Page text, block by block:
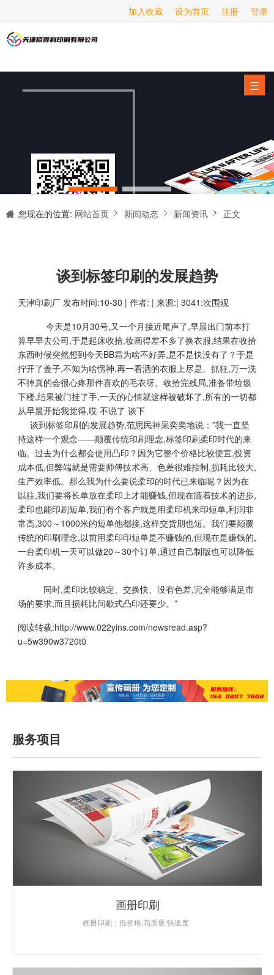
登录
注册
设为首页
加入收藏
☰
海报印刷
服务项目
新闻动态
关于我们
联系我们
您现在的位置: 网站首页 新闻动态 新闻资讯 正文
谈到标签印刷的发展趋势
天津印刷厂 发布时间:10-30 | 作者: | 来源:| 3041:次围观
今天是10月30号,又一个月接近尾声了,早晨出门前本打
算早早去公司,于是起床收拾,妆画得差不多了换衣服,结果在收拾
东西时候突然想到今天BB霜为啥不好弄,是不是快没有了？于是
拧开了盖子,不知为啥愣神,再一看洒的衣服上尽是。抓狂,万一洗
不掉真的会很心疼那件喜欢的毛衣呀。收拾完残局,准备带垃圾
下楼,结果被门挂了手,一天的心情就这样被破坏了,所有的一切都
从早晨开始我觉得,哎 不说了 谈下
谈到标签印刷的发展趋势,范思民神采奕奕地说：”我一直坚
持这样一个观念——颠覆传统印刷理念,标签印刷柔印时代的来
临。过去为什么都会使用凸印？因为它整个价格比较便宜,投资
成本低,但弊端就是需要师傅技术高、色差很难控制,损耗比较大,
生产效率低。那么我为什么要说柔印的时代已来临呢？因为在
以往,我们要将长单放在柔印上才能赚钱,但现在随着技术的进步,
柔印也能印刷短单,我们有个客户就是用柔印机来印短单,利润非
常高,300～1000米的短单他都接,这样交货期也短。我们要颠覆
传统的印刷理念,以前用柔印印短单是不赚钱的,但现在是赚钱的,
一台柔印机一天可以做20～30个订单,通过自己制版也可以降低
许多成本。
同时,柔印比较稳定、交换快、没有色差,完全能够满足市
场的要求,而且损耗比间歇式凸印还要少。”
阅读转载:http://www.022yins.com/newsread.asp?
u=5w390w3720t0
服务项目
画册印刷
画册印刷：低价格,高质量,快速度